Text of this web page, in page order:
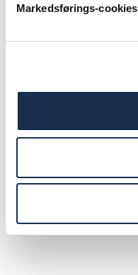
Markedsførings-cookies